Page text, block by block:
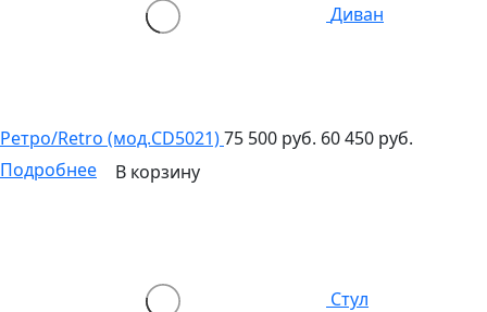
Диван
Ретро/Retro (мод.CD5021)75 500 руб. 60 450 руб.
Подробнее
В корзину
Стул